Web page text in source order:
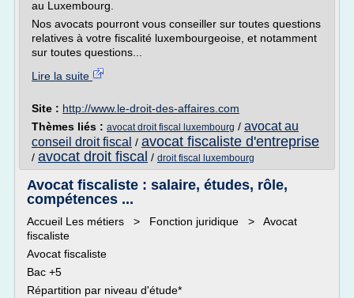
au Luxembourg.
Nos avocats pourront vous conseiller sur toutes questions
relatives à votre fiscalité luxembourgeoise, et notamment
sur toutes questions...
Lire la suite
Site : http://www.le-droit-des-affaires.com
Thèmes liés : avocat droit fiscal luxembourg / avocat au
conseil droit fiscal / avocat fiscaliste d'entreprise
/ avocat droit fiscal / droit fiscal luxembourg
Avocat fiscaliste : salaire, études, rôle,
compétences ...
Accueil Les métiers > Fonction juridique > Avocat
fiscaliste
Avocat fiscaliste
Bac +5
Répartition par niveau d'étude*